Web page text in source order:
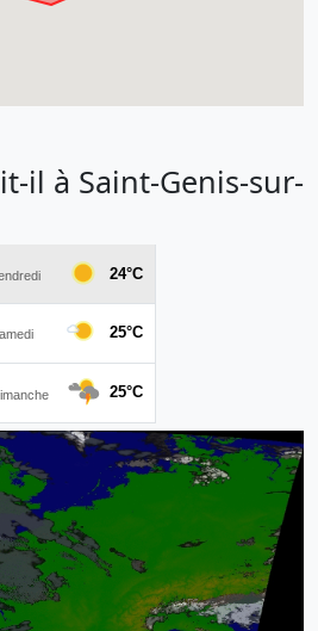
il à Saint-Genis-sur-